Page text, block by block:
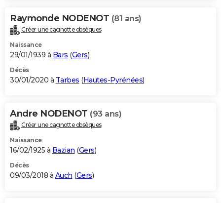
Raymonde NODENOT (81 ans)
Créer une cagnotte obsèques
Naissance
29/01/1939 à Bars (Gers)
Décès
30/01/2020 à Tarbes (Hautes-Pyrénées)
Andre NODENOT (93 ans)
Créer une cagnotte obsèques
Naissance
16/02/1925 à Bazian (Gers)
Décès
09/03/2018 à Auch (Gers)